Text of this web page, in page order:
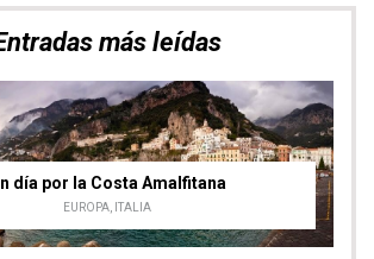
más leídas
día por la Costa Amalfitana
EUROPA ITALIA